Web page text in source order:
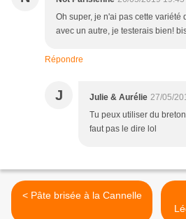
Oh super, je n'ai pas cette
avec un autre, je testerais bien!
Répondre
J Julie & Aurélie 27/05/
Tu peux utiliser du
faut pas le dire lol
< Pâte brisée à la Cannelle